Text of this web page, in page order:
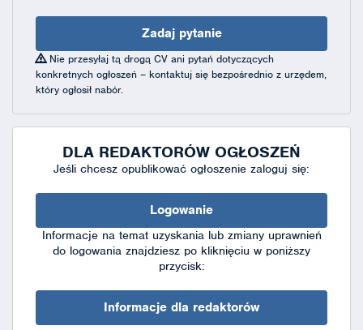
Zadaj pytanie
Nie przesyłaj tą drogą CV ani pytań dotyczących
konkretnych ogłoszeń – kontaktuj się bezpośrednio z urzędem,
który ogłosił nabór.
DLA REDAKTORÓW OGŁOSZEŃ
Jeśli chcesz opublikować ogłoszenie zaloguj się:
Logowanie
Informacje na temat uzyskania lub zmiany uprawnień
do logowania znajdziesz po kliknięciu w poniższy
przycisk:
Informacje dla redaktorów